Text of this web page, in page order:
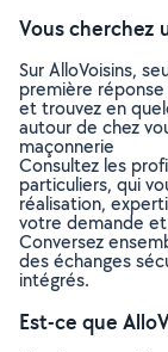
Vous cherchez
Sur AlloVoisins,
première
et trouvez en
autour de chez
maçonnerie
Consultez les
particuliers, qui
réalisation,
votre demande
Conversez
des échanges
intégrés.
Est-ce que